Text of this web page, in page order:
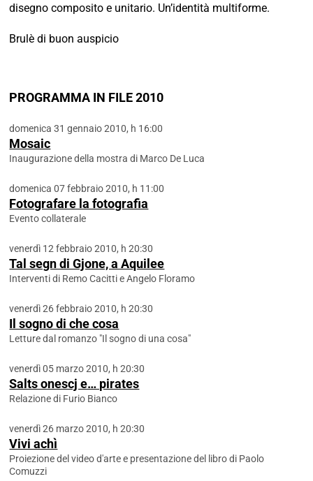
disegno composito e unitario. Un’identità multiforme.
Brulè di buon auspicio
PROGRAMMA IN FILE 2010
domenica 31 gennaio 2010, h 16:00
Mosaic
Inaugurazione della mostra di Marco De Luca
domenica 07 febbraio 2010, h 11:00
Fotografare la fotografia
Evento collaterale
venerdì 12 febbraio 2010, h 20:30
Tal segn di Gjone, a Aquilee
Interventi di Remo Cacitti e Angelo Floramo
venerdì 26 febbraio 2010, h 20:30
Il sogno di che cosa
Letture dal romanzo "Il sogno di una cosa"
venerdì 05 marzo 2010, h 20:30
Salts onescj e… pirates
Relazione di Furio Bianco
venerdì 26 marzo 2010, h 20:30
Vivi achì
Proiezione del video d'arte e presentazione del libro di Paolo
Comuzzi